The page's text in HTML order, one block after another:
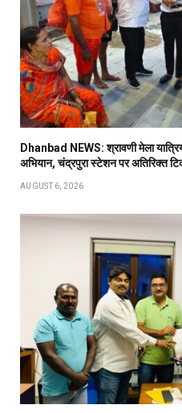
Dhanbad NEWS: श्रावणी मेला
अभियान, चंद्रपुरा स्टेशन पर अतिरिक्त
AUGUST 6, 2026